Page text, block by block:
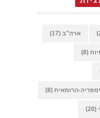
ארה"ב (17)
(8)
הרומאית (8)
(20)